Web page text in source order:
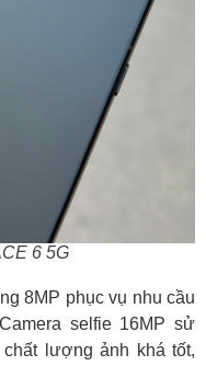
6 5G
8MP phục vụ nhu cầu
selfie 16MP sử
lượng ảnh khá tốt,